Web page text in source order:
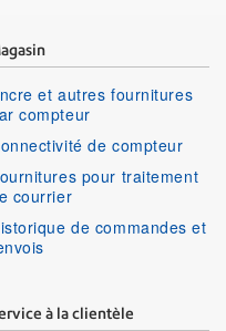
et autres fournitures
compteur
de compteur
pour traitement
courrier
de commandes et
à la clientèle